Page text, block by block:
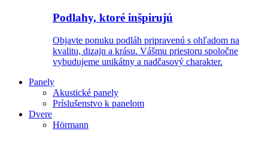
Podlahy, ktoré inšpirujú
Objavte ponuku podláh pripravenú s ohľadom na
kvalitu, dizajn a krásu. Vášmu priestoru spoločne
vybudujeme unikátny a nadčasový charakter.
Panely
Akustické panely
Príslušenstvo k panelom
Dvere
Hörmann